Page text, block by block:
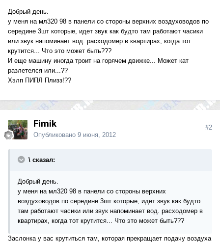
Добрый день.
у меня на мл320 98 в панели со стороны верхних воздуховодов по
середине 3шт которые, идет звук как будто там работают часики
или звук напоминает вод. расходомер в квартирах, когда тот
крутится... Что это может быть???
И еще машину иногда троит на горячем движке... Может кат
разлетелся или...??
Хэлп ПИПЛ Плизз!??
Fimik
Опубликовано 9 июня, 2012
#2
\ сказал:
Добрый день.
у меня на мл320 98 в панели со стороны верхних
воздуховодов по середине 3шт которые, идет звук как будто
там работают часики или звук напоминает вод. расходомер в
квартирах, когда тот крутится... Что это может быть???
Заслонка у вас крутиться там, которая прекращает подачу воздуха